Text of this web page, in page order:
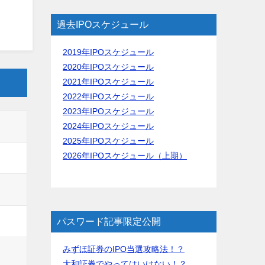
過去IPOスケジュール
2019年IPOスケジュール
2020年IPOスケジュール
2021年IPOスケジュール
2022年IPOスケジュール
2023年IPOスケジュール
2024年IPOスケジュール
2025年IPOスケジュール
2026年IPOスケジュール（上期）
パスワード記事限定公開
みずほ証券のIPO当選攻略法！？